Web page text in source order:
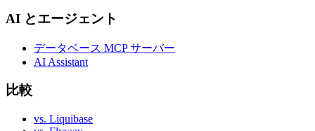
AI とエージェント
データベース MCP サーバー
AI Assistant
比較
vs. Liquibase